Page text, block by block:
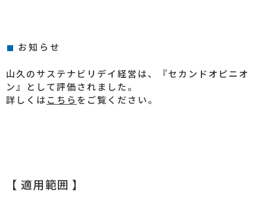
お知らせ
山久のサステナビリデイ経営は、『セカンドオピニオ
ン』として評価されました。
詳しくはこちら をご覧ください。
【 適用範囲 】